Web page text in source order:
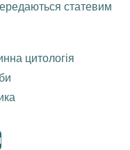
статевим
цитологія